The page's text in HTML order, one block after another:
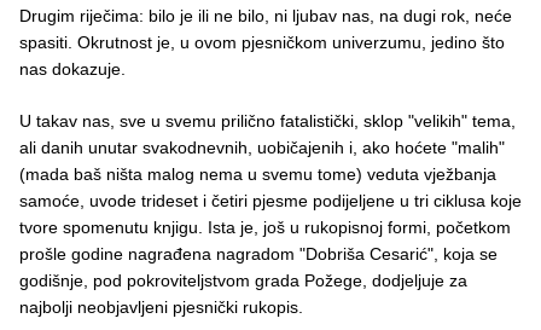
Drugim riječima: bilo je ili ne bilo, ni ljubav nas, na dugi rok, neće
spasiti. Okrutnost je, u ovom pjesničkom univerzumu, jedino što
nas dokazuje.
U takav nas, sve u svemu prilično fatalistički, sklop "velikih" tema,
ali danih unutar svakodnevnih, uobičajenih i, ako hoćete "malih"
(mada baš ništa malog nema u svemu tome) veduta vježbanja
samoće, uvode trideset i četiri pjesme podijeljene u tri ciklusa koje
tvore spomenutu knjigu. Ista je, još u rukopisnoj formi, početkom
prošle godine nagrađena nagradom "Dobriša Cesarić", koja se
godišnje, pod pokroviteljstvom grada Požege, dodjeljuje za
najbolji neobjavljeni pjesnički rukopis.